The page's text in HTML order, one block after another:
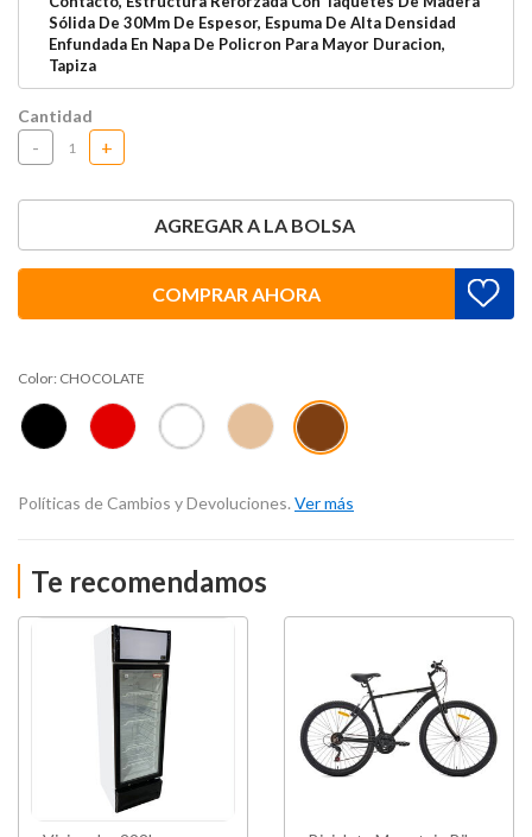
Sólida De 30Mm De Espesor, Espuma De Alta Densidad
Enfundada En Napa De Policron Para Mayor Duracion,
Tapiza
Cantidad
- +
AGREGAR A LA BOLSA
COMPRAR AHORA
Color: CHOCOLATE
Políticas de Cambios y Devoluciones. Ver más
Te recomendamos